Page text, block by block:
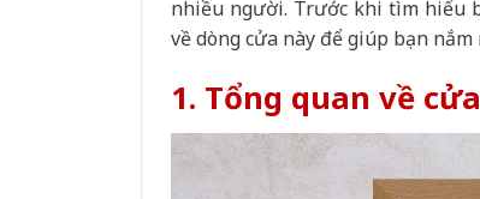
nhiều người. Trước khi tìm hiểu
về dòng cửa này để giúp bạn
1. Tổng quan về